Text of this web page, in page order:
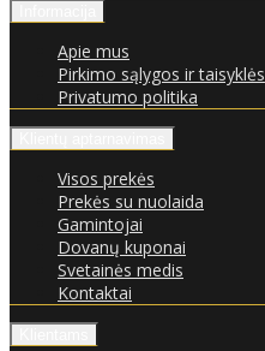
Apie mus
Pirkimo sąlygos ir taisyklės
Privatumo politika
Visos prekės
Prekės su nuolaida
Gamintojai
Dovanų kuponai
Svetainės medis
Kontaktai